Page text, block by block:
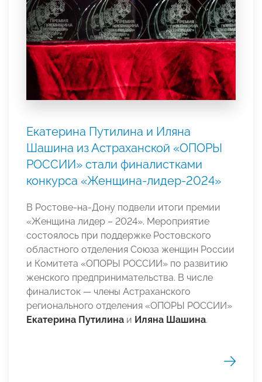
Екатерина Путилина и Иляна
Шашина из Астраханской «ОПОРЫ
РОССИИ» стали финалистками
конкурса «Женщина-лидер-2024»
В Ростове-на-Дону подвели итоги премии
«Женщина лидер – 2024». Мероприятие
состоялось при поддержке Ростовского
областного отделения Союза женщин России
и Комитета «ОПОРЫ РОССИИ» по развитию
женского предпринимательства. В числе
финалисток — члены Астраханского
регионального отделения «ОПОРЫ РОССИИ»
Екатерина Путилина и Иляна Шашина.